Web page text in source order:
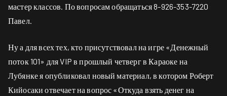
мастер классов. По вопросам обращаться 8-926-353-7220
Павел.
Ну а для всех тех, кто присутствовал на игре «Денежный
поток 101» для VIP в прошлый четверг в Караоке на
Лубянке я опубликовал новый материал, в котором Роберт
Кийосаки отвечает на вопрос «Откуда взять денег на